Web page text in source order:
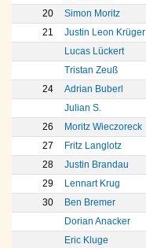
20
Simon Moritz
21
Justin Leon Krüger
Lucas Lückert
Tristan Zeuß
24
Adrian Buberl
Julian S.
26
Moritz Wieczoreck
27
Fritz Langlotz
28
Justin Brandau
29
Lennart Krug
30
Ben Bremer
Dorian Anacker
Eric Kluge